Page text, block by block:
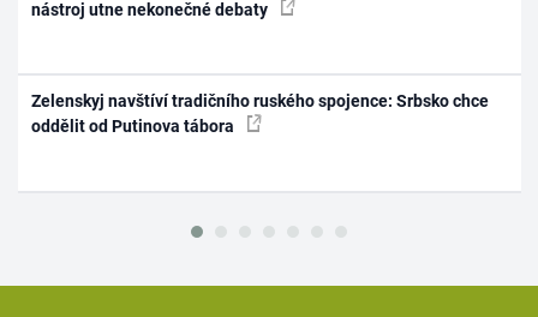
nástroj utne nekonečné debaty
Zelenskyj navštíví tradičního ruského spojence: Srbsko chce
oddělit od Putinova tábora